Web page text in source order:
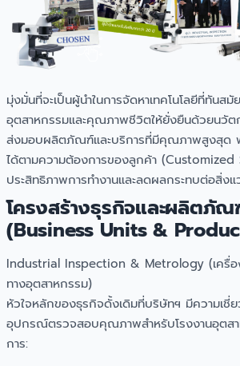
มุ่งมั่นที่จะเป็นผู้นำในการจัดหาเทคโนโลยีที่ทันส
อุตสาหกรรมและคุณภาพชีวิตให้ยั่งยืนด้วยนวัต
ส่งมอบผลิตภัณฑ์และบริการที่มีคุณภาพสูงสุด
ได้ตามความต้องการของลูกค้า
ประสิทธิภาพการทำงานและลดผลกระทบต่อสิ่ง
โครงสร้างธุรกิจและผลิตภั
(Business Units &
Industrial Inspection & Metrology (เครื่อ
ทางอุตสาหกรรม)
หัวใจหลักของธุรกิจดั้งเดิมที่บริษัทฯ มีความเชี่
อุปกรณ์ตรวจสอบคุณภาพสำหรับโรงงานอุตส
การ: